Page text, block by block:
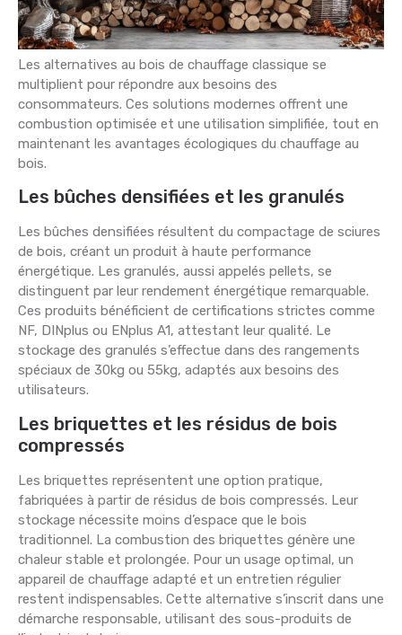
Les alternatives au bois de chauffage classique se
multiplient pour répondre aux besoins des
consommateurs. Ces solutions modernes offrent une
combustion optimisée et une utilisation simplifiée, tout en
maintenant les avantages écologiques du chauffage au
bois.
Les bûches densifiées et les granulés
Les bûches densifiées résultent du compactage de sciures
de bois, créant un produit à haute performance
énergétique. Les granulés, aussi appelés pellets, se
distinguent par leur rendement énergétique remarquable.
Ces produits bénéficient de certifications strictes comme
NF, DINplus ou ENplus A1, attestant leur qualité. Le
stockage des granulés s’effectue dans des rangements
spéciaux de 30kg ou 55kg, adaptés aux besoins des
utilisateurs.
Les briquettes et les résidus de bois
compressés
Les briquettes représentent une option pratique,
fabriquées à partir de résidus de bois compressés. Leur
stockage nécessite moins d’espace que le bois
traditionnel. La combustion des briquettes génère une
chaleur stable et prolongée. Pour un usage optimal, un
appareil de chauffage adapté et un entretien régulier
restent indispensables. Cette alternative s’inscrit dans une
démarche responsable, utilisant des sous-produits de